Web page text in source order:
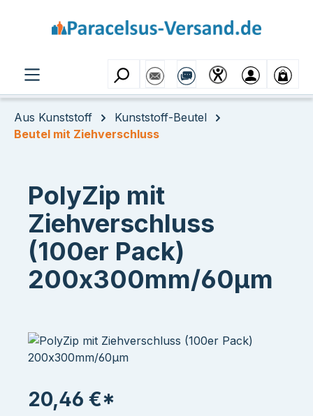
Aus Kunststoff
Kunststoff-Beutel
Beutel mit Ziehverschluss
PolyZip mit
Ziehverschluss
(100er Pack)
200x300mm/60µm
20,46 €*